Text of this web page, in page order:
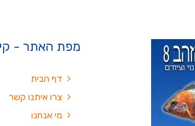
מפת האתר -
דף הבית
צרו איתנו קשר
מי אנחנו